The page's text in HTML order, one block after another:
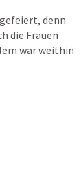
denn
die Frauen
war weithin